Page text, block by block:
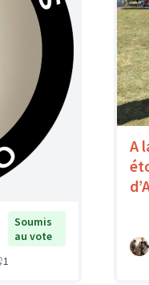
Soumis
au vote
1
A